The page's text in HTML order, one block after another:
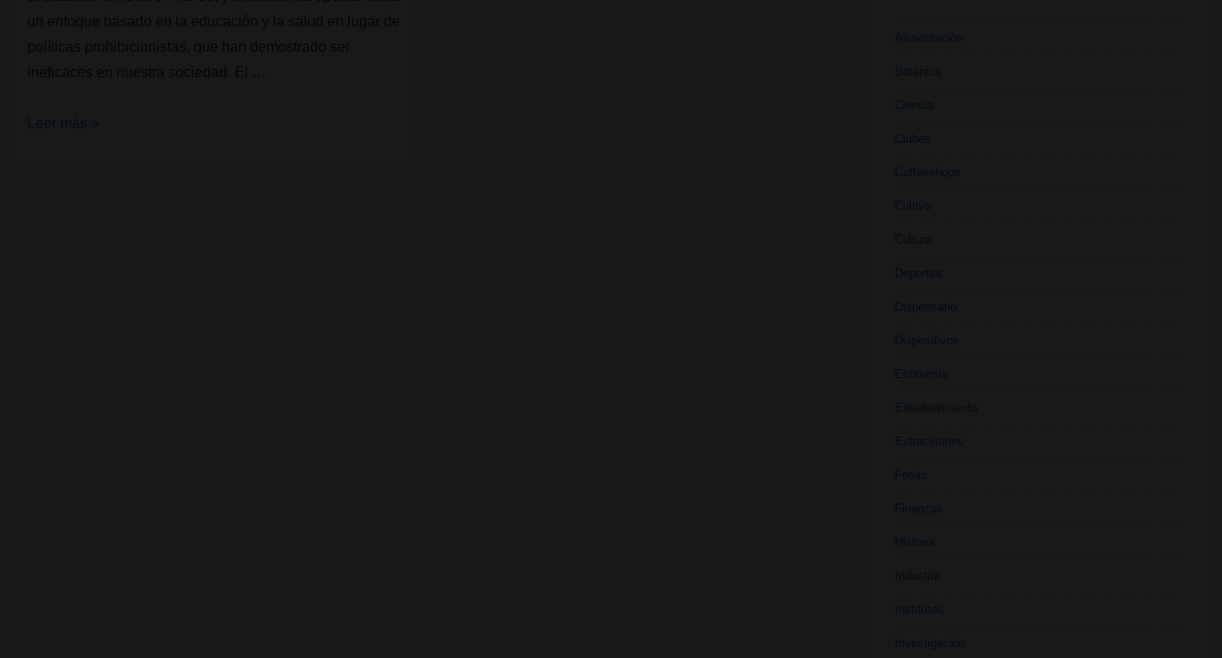
Avance
Leer más »
Alimentación
Botánica
Ciencia
Clubes
Coffeeshops
Cultivo
Cultura
Deportes
Dispensario
Dispositivos
Economía
Entretenimiento
Extracciones
Ferias
Finanzas
Historia
Industria
Institutos
Investigación